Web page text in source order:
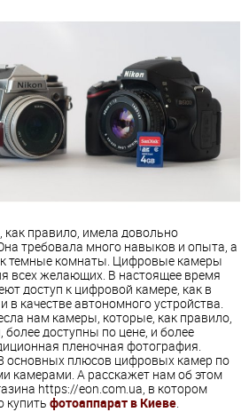
правило, имела довольно
требовала много навыков и опыта, а
темные комнаты. Цифровые камеры
всех желающих. В настоящее время
доступ к цифровой камере, как в
в качестве автономного устройства.
нам камеры, которые, как правило,
доступны по цене, и более
пленочная фотография.
основных плюсов цифровых камер по
камерами. А расскажет нам об этом
https://eon.com.ua, в котором
купить фотоаппарат в Киеве.